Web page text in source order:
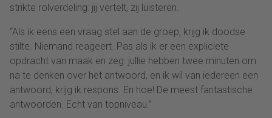
strikte rolverdeling: jij vertelt, zij luisteren.
“Als ik eens een vraag stel aan de groep, krijg ik doodse
stilte. Niemand reageert. Pas als ik er een expliciete
opdracht van maak en zeg: jullie hebben twee minuten om
na te denken over het antwoord, en ik wil van iedereen een
antwoord, krijg ik respons. En hoe! De meest fantastische
antwoorden. Echt van topniveau.”